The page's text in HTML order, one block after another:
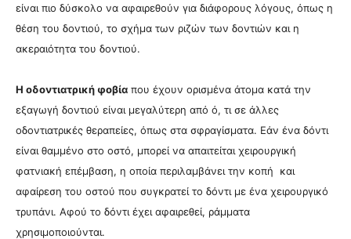
είναι πιο δύσκολο να αφαιρεθούν για διάφορους λόγους, όπως η
θέση του δοντιού, το σχήμα των ριζών των δοντιών και η
ακεραιότητα του δοντιού.
Η οδοντιατρική φοβία που έχουν ορισμένα άτομα κατά την
εξαγωγή δοντιού είναι μεγαλύτερη από ό, τι σε άλλες
οδοντιατρικές θεραπείες, όπως στα σφραγίσματα. Εάν ένα δόντι
είναι θαμμένο στο οστό, μπορεί να απαιτείται χειρουργική
φατνιακή επέμβαση, η οποία περιλαμβάνει την κοπή και
αφαίρεση του οστού που συγκρατεί το δόντι με ένα χειρουργικό
τρυπάνι. Αφού το δόντι έχει αφαιρεθεί, ράμματα
χρησιμοποιούνται.